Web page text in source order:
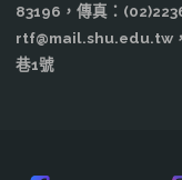
83196，傳真：
rtf@mail.shu.edu.tw
巷1號